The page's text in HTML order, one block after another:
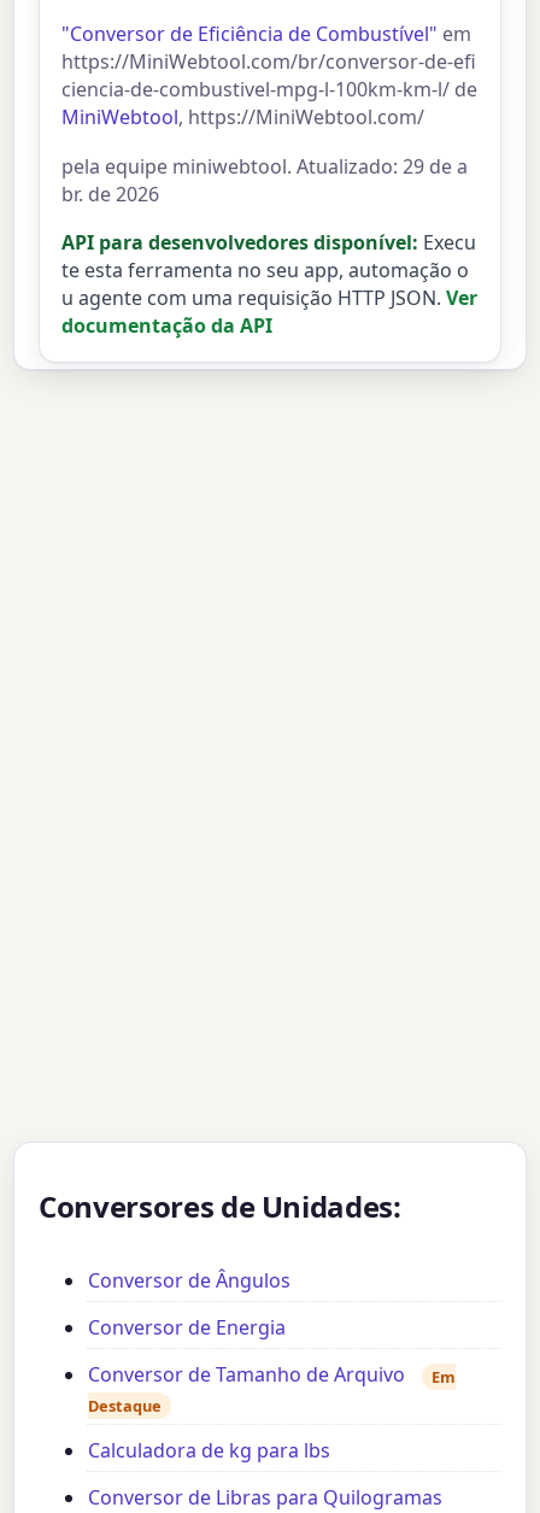
"Conversor de Eficiência de Combustível" em
https://MiniWebtool.com/br/conversor-de-efi
ciencia-de-combustivel-mpg-l-100km-km-l/ de
MiniWebtool, https://MiniWebtool.com/
pela equipe miniwebtool. Atualizado: 29 de a
br. de 2026
API para desenvolvedores disponível: Execu
te esta ferramenta no seu app, automação o
u agente com uma requisição HTTP JSON. Ver
documentação da API
Conversores de Unidades:
Conversor de Ângulos
Conversor de Energia
Conversor de Tamanho de Arquivo
Em
Destaque
Calculadora de kg para lbs
Conversor de Libras para Quilogramas